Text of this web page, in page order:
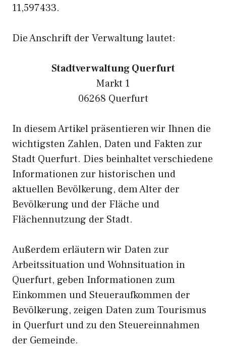
11,597433.
Die Anschrift der Verwaltung lautet:
Stadtverwaltung Querfurt
Markt 1
06268 Querfurt
In diesem Artikel präsentieren wir Ihnen die
wichtigsten Zahlen, Daten und Fakten zur
Stadt Querfurt. Dies beinhaltet verschiedene
Informationen zur historischen und
aktuellen Bevölkerung, dem Alter der
Bevölkerung und der Fläche und
Flächennutzung der Stadt.
Außerdem erläutern wir Daten zur
Arbeitssituation und Wohnsituation in
Querfurt, geben Informationen zum
Einkommen und Steueraufkommen der
Bevölkerung, zeigen Daten zum Tourismus
in Querfurt und zu den Steuereinnahmen
der Gemeinde.